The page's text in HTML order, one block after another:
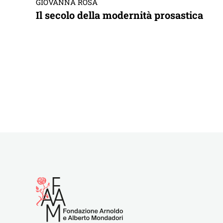
Il secolo della modernità prosastica